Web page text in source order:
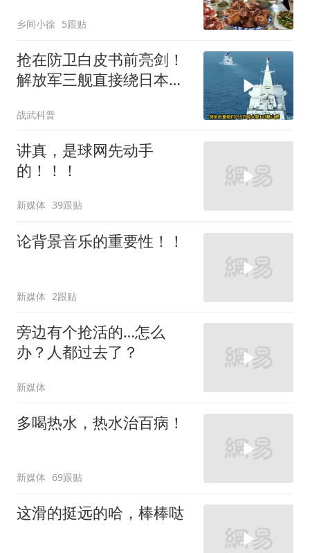
乡间小徐 5跟贴
抢在防卫白皮书前亮剑！
解放军三舰直接绕日本一
战武科普
讲真，是球网先动手
的！！！
新媒体 39跟贴
论背景音乐的重要性！！
新媒体 2跟贴
旁边有个抢活的…怎么
办？人都过去了？
新媒体
多喝热水，热水治百病！
新媒体 69跟贴
这滑的挺远的哈，棒棒哒